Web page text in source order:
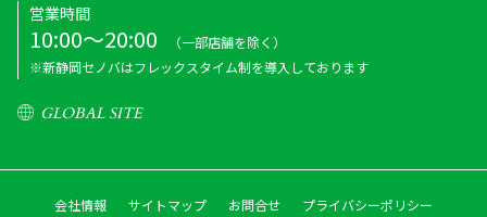
営業時間
10:00～20:00
（一部店舗を除く）
※新静岡セノバはフレックスタイム制を導入しております
GLOBAL SITE
会社情報 サイトマップ お問合せ プライバシーポリシー